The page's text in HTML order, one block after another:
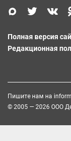
Полная версия
Редакционная
Пишите нам на
© 2005 — 2026 ООО